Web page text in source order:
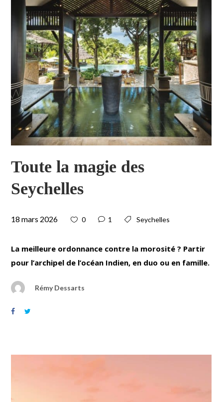
Toute la magie des
Seychelles
18 mars 2026 0 1 Seychelles
La meilleure ordonnance contre la morosité ? Partir
pour l’archipel de l’océan Indien, en duo ou en famille.
Rémy Dessarts